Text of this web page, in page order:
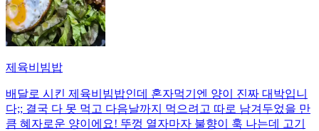
제육비빔밥
배달로 시킨 제육비빔밥인데 혼자먹기엔 양이 진짜 대박입니
다;; 결국 다 못 먹고 다음날까지 먹으려고 따로 남겨두었을 만
큼 혜자로운 양이에요! 뚜껑 열자마자 불향이 훅 나는데 고기